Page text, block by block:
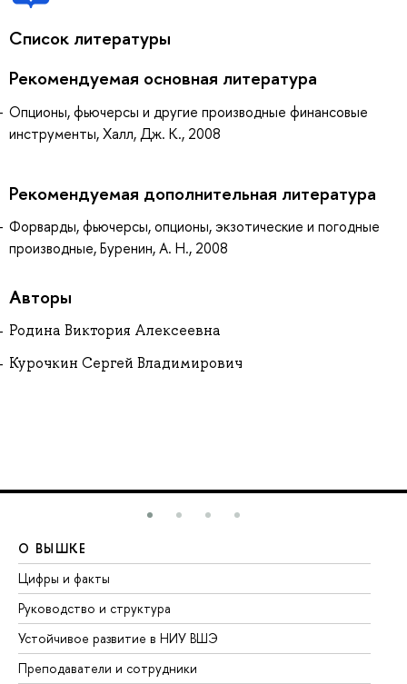
Список литературы
Рекомендуемая основная литература
Опционы, фьючерсы и другие производные финансовые
инструменты, Халл, Дж. К., 2008
Рекомендуемая дополнительная литература
Форварды, фьючерсы, опционы, экзотические и погодные
производные, Буренин, А. Н., 2008
Авторы
Родина Виктория Алексеевна
Курочкин Сергей Владимирович
О ВЫШКЕ
Цифры и факты
Руководство и структура
Устойчивое развитие в НИУ ВШЭ
Преподаватели и сотрудники